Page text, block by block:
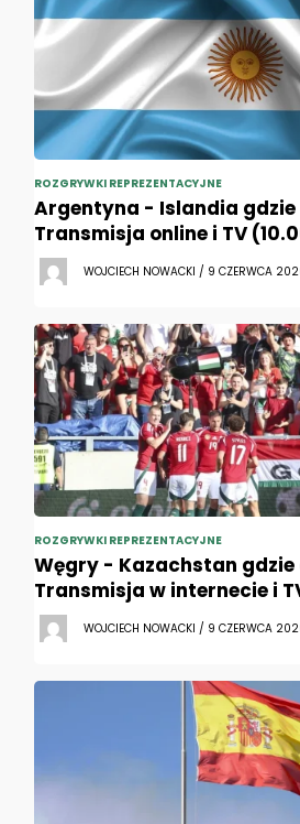
ROZGRYWKI REPREZENTACYJNE
Argentyna - Islandia gdzie
Transmisja online i TV
WOJCIECH NOWACKI / 9 CZERWCA
ROZGRYWKI REPREZENTACYJNE
Węgry - Kazachstan gdzie
Transmisja w internecie i
WOJCIECH NOWACKI / 9 CZERWCA